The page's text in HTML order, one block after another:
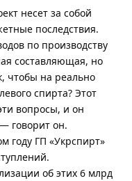
несет за собой
последствия.
по производству
составляющая, но
чтобы на реально
спирта? Этот
вопросы, и он
говорит он.
году ГП «Укрспирт»
об этих 6 млрд